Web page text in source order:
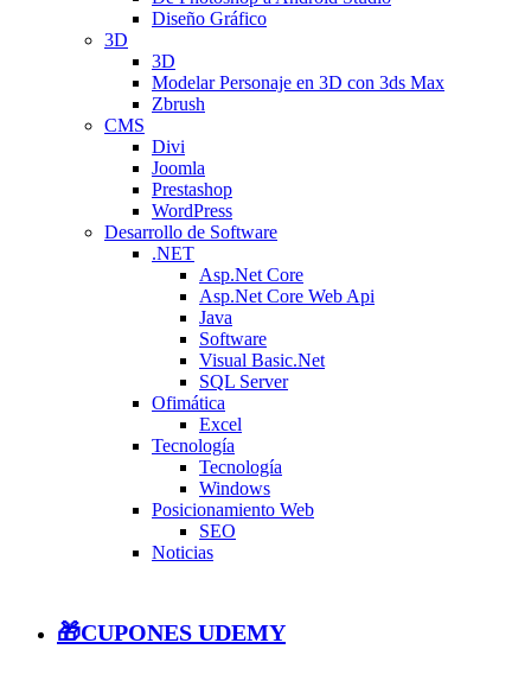
Diseño Gráfico
3D
3D
Modelar Personaje en 3D con 3ds Max
Zbrush
CMS
Divi
Joomla
Prestashop
WordPress
Desarrollo de Software
.NET
Asp.Net Core
Asp.Net Core Web Api
Java
Software
Visual Basic.Net
SQL Server
Ofimática
Excel
Tecnología
Tecnología
Windows
Posicionamiento Web
SEO
Noticias
🎁CUPONES UDEMY